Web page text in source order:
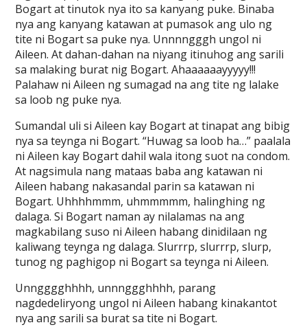
Bogart at tinutok nya ito sa kanyang puke. Binaba
nya ang kanyang katawan at pumasok ang ulo ng
tite ni Bogart sa puke nya. Unnnngggh ungol ni
Aileen. At dahan-dahan na niyang itinuhog ang sarili
sa malaking burat nig Bogart. Ahaaaaaayyyyy!!!
Palahaw ni Aileen ng sumagad na ang tite ng lalake
sa loob ng puke nya.
Sumandal uli si Aileen kay Bogart at tinapat ang bibig
nya sa teynga ni Bogart. “Huwag sa loob ha…” paalala
ni Aileen kay Bogart dahil wala itong suot na condom.
At nagsimula nang mataas baba ang katawan ni
Aileen habang nakasandal parin sa katawan ni
Bogart. Uhhhhmmm, uhmmmmm, halinghing ng
dalaga. Si Bogart naman ay nilalamas na ang
magkabilang suso ni Aileen habang dinidilaan ng
kaliwang teynga ng dalaga. Slurrrp, slurrrp, slurp,
tunog ng paghigop ni Bogart sa teynga ni Aileen.
Unngggghhhh, unnnggghhhh, parang
nagdedeliryong ungol ni Aileen habang kinakantot
nya ang sarili sa burat sa tite ni Bogart.